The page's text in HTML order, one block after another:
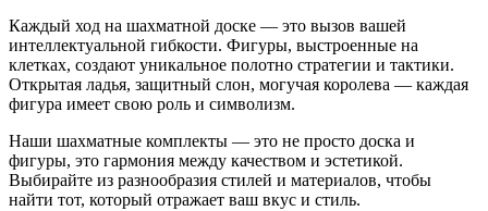
Каждый ход на шахматной доске — это вызов вашей
интеллектуальной гибкости. Фигуры, выстроенные на
клетках, создают уникальное полотно стратегии и тактики.
Открытая ладья, защитный слон, могучая королева — каждая
фигура имеет свою роль и символизм.
Наши шахматные комплекты — это не просто доска и
фигуры, это гармония между качеством и эстетикой.
Выбирайте из разнообразия стилей и материалов, чтобы
найти тот, который отражает ваш вкус и стиль.